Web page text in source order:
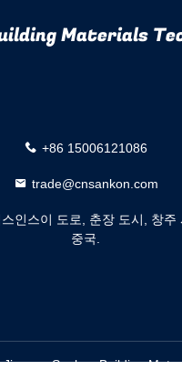
Materials
+86 15006121086
trade@cnsankon.com
인스이 도로, 춘장 도시, 창주
중국.
Sankon Building